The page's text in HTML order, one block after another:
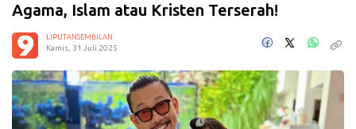
Agama, Islam atau Kristen Terserah!
LIPUTANSEMBILAN
Kamis, 31 Juli 2025